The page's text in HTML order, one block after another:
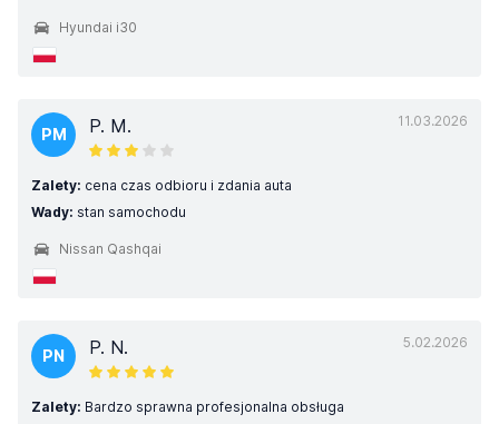
Hyundai i30
11.03.2026
PM P. M.
Zalety: cena czas odbioru i zdania auta
Wady: stan samochodu
Nissan Qashqai
5.02.2026
PN P. N.
Zalety: Bardzo sprawna profesjonalna obsługa